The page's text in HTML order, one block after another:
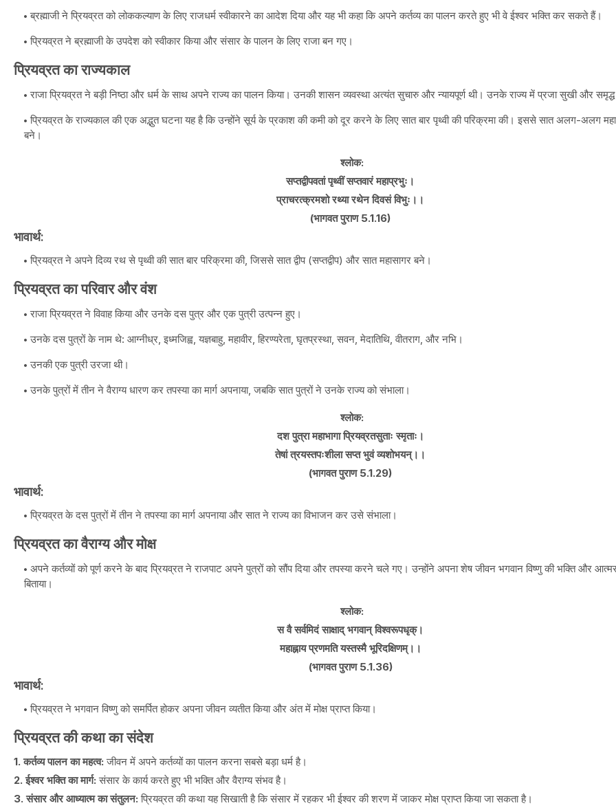
ब्रह्माजी ने प्रियव्रत को लोककल्याण के लिए राजधर्म स्वीकारने का आदेश दिया और यह भी कहा कि अपने कर्तव्य का पालन करते हुए भी वे ईश्वर भक्ति कर सकते हैं।
प्रियव्रत ने ब्रह्माजी के उपदेश को स्वीकार किया और संसार के पालन के लिए राजा बन गए।
प्रियव्रत का राज्यकाल
राजा प्रियव्रत ने बड़ी निष्ठा और धर्म के साथ अपने राज्य का पालन किया। उनकी शासन व्यवस्था अत्यंत सुचारु और न्यायपूर्ण थी। उनके राज्य में प्रजा सुखी और समृद्ध
प्रियव्रत के राज्यकाल की एक अद्भुत घटना यह है कि उन्होंने सूर्य के प्रकाश की कमी को दूर करने के लिए सात बार पृथ्वी की परिक्रमा की। इससे सात अलग-अलग
बने।
श्लोक:
सप्तद्वीपवतां पृथ्वीं सप्तवारं महाप्रभुः।
प्राचरत्क्रमशो रथ्या रथेन दिवसं विभुः।।
(भागवत पुराण 5.1.16)
भावार्थ:
प्रियव्रत ने अपने दिव्य रथ से पृथ्वी की सात बार परिक्रमा की, जिससे सात द्वीप (सप्तद्वीप) और सात महासागर बने।
प्रियव्रत का परिवार और वंश
राजा प्रियव्रत ने विवाह किया और उनके दस पुत्र और एक पुत्री उत्पन्न हुए।
उनके दस पुत्रों के नाम थे: आग्नीध्र, इध्मजिह्व, यज्ञबाहु, महावीर, हिरण्यरेता, घृतप्रस्था, सवन, मेदातिथि, वीतराग, और नभि।
उनकी एक पुत्री उरजा थी।
उनके पुत्रों में तीन ने वैराग्य धारण कर तपस्या का मार्ग अपनाया, जबकि सात पुत्रों ने उनके राज्य को संभाला।
श्लोक:
दश पुत्रा महाभागा प्रियव्रतसुताः स्मृताः।
तेषां त्रयस्तपःशीला सप्त भुवं व्यशोभयन्।।
(भागवत पुराण 5.1.29)
भावार्थ:
प्रियव्रत के दस पुत्रों में तीन ने तपस्या का मार्ग अपनाया और सात ने राज्य का विभाजन कर उसे संभाला।
प्रियव्रत का वैराग्य और मोक्ष
अपने कर्तव्यों को पूर्ण करने के बाद प्रियव्रत ने राजपाट अपने पुत्रों को सौंप दिया और तपस्या करने चले गए। उन्होंने अपना शेष जीवन भगवान विष्णु की भक्ति और
बिताया।
श्लोक:
स वै सर्वमिदं साक्षाद् भगवान् विश्वरूपधृक्।
महाह्नाय प्रणमति यस्तस्मै भूरिदक्षिणम्।।
(भागवत पुराण 5.1.36)
भावार्थ:
प्रियव्रत ने भगवान विष्णु को समर्पित होकर अपना जीवन व्यतीत किया और अंत में मोक्ष प्राप्त किया।
प्रियव्रत की कथा का संदेश
1. कर्तव्य पालन का महत्व:जीवन में अपने कर्तव्यों का पालन करना सबसे बड़ा धर्म है।
2. ईश्वर भक्ति का मार्ग:संसार के कार्य करते हुए भी भक्ति और वैराग्य संभव है।
3. संसार और आध्यात्म का संतुलन:प्रियव्रत की कथा यह सिखाती है कि संसार में रहकर भी ईश्वर की शरण में जाकर मोक्ष प्राप्त किया जा सकता है।